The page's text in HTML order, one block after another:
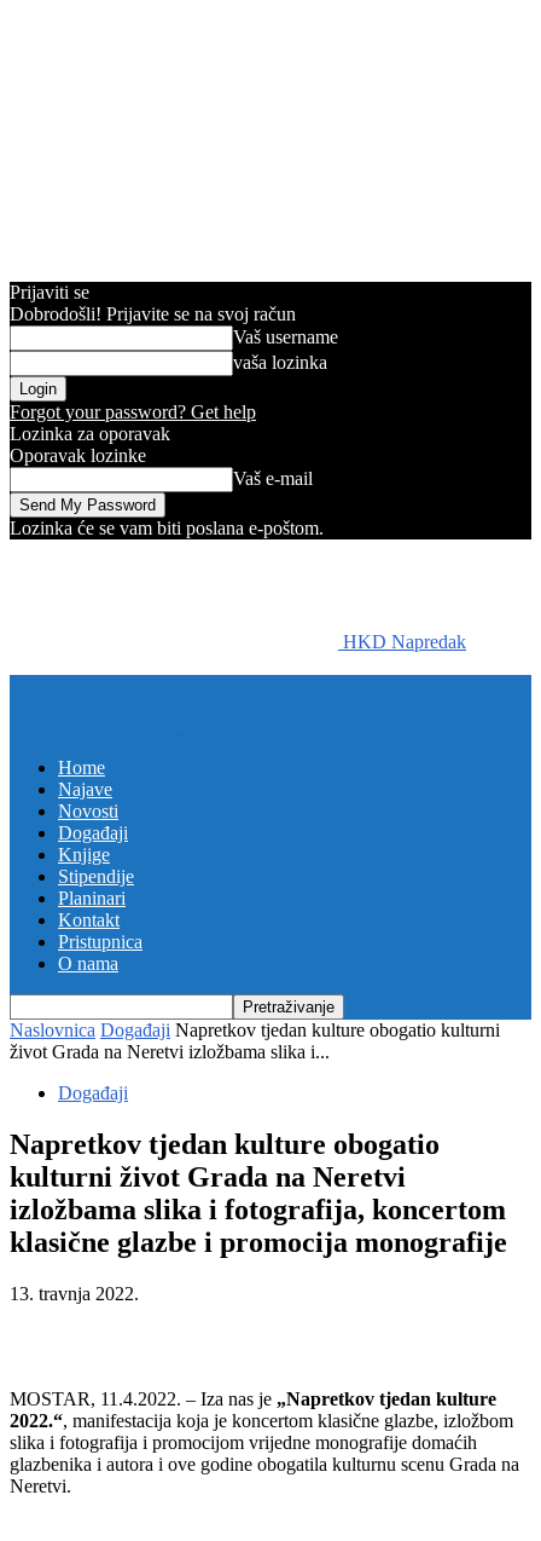
Prijaviti se
Dobrodošli! Prijavite se na svoj račun
Vaš username
vaša lozinka
Forgot your password? Get help
Lozinka za oporavak
Oporavak lozinke
Vaš e-mail
Lozinka će se vam biti poslana e-poštom.
HKD Napredak
Home
Najave
Novosti
Događaji
Knjige
Stipendije
Planinari
Kontakt
Pristupnica
O nama
Naslovnica Događaji Napretkov tjedan kulture obogatio kulturni
život Grada na Neretvi izložbama slika i...
Događaji
Napretkov tjedan kulture obogatio
kulturni život Grada na Neretvi
izložbama slika i fotografija, koncertom
klasične glazbe i promocija monografije
13. travnja 2022.
MOSTAR, 11.4.2022. – Iza nas je „Napretkov tjedan kulture
2022.“, manifestacija koja je koncertom klasične glazbe, izložbom
slika i fotografija i promocijom vrijedne monografije domaćih
glazbenika i autora i ove godine obogatila kulturnu scenu Grada na
Neretvi.